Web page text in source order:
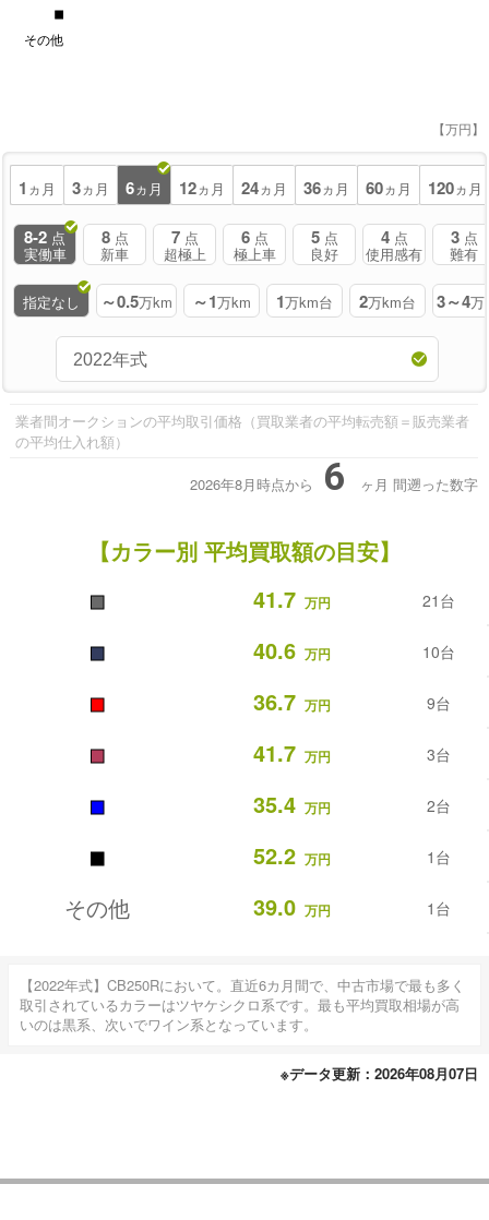
■
その他
【万円】
1 ヵ月 3ヵ月 6ヵ月 12ヵ月 24ヵ月 36ヵ月 60ヵ月 120ヵ月
8-2 点
実働車
8 点
新車
7 点
超極上
6 点
極上車
5 点
良好
4 点
使用感有
3 点
難有
指定なし ～0.5万km ～1万km 1万km台 2万km台 3～4万
業者間オークションの平均取引価格（買取業者の平均転売額＝販売業者
の平均仕入れ額）
2026年8月時点から 6 ヶ月 間遡った数字
【カラー別 平均買取額の目安】
■ 41.7 万円 21台
■ 40.6 万円 10台
■ 36.7 万円 9台
■ 41.7 万円 3台
■ 35.4 万円 2台
■ 52.2 万円 1台
その他 39.0 万円 1台
【2022年式】CB250Rにおいて。直近6カ月間で、中古市場で最も多く
取引されているカラーはツヤケシクロ系です。最も平均買取相場が高
いのは黒系、次いでワイン系となっています。
※データ更新：2026年08月07日